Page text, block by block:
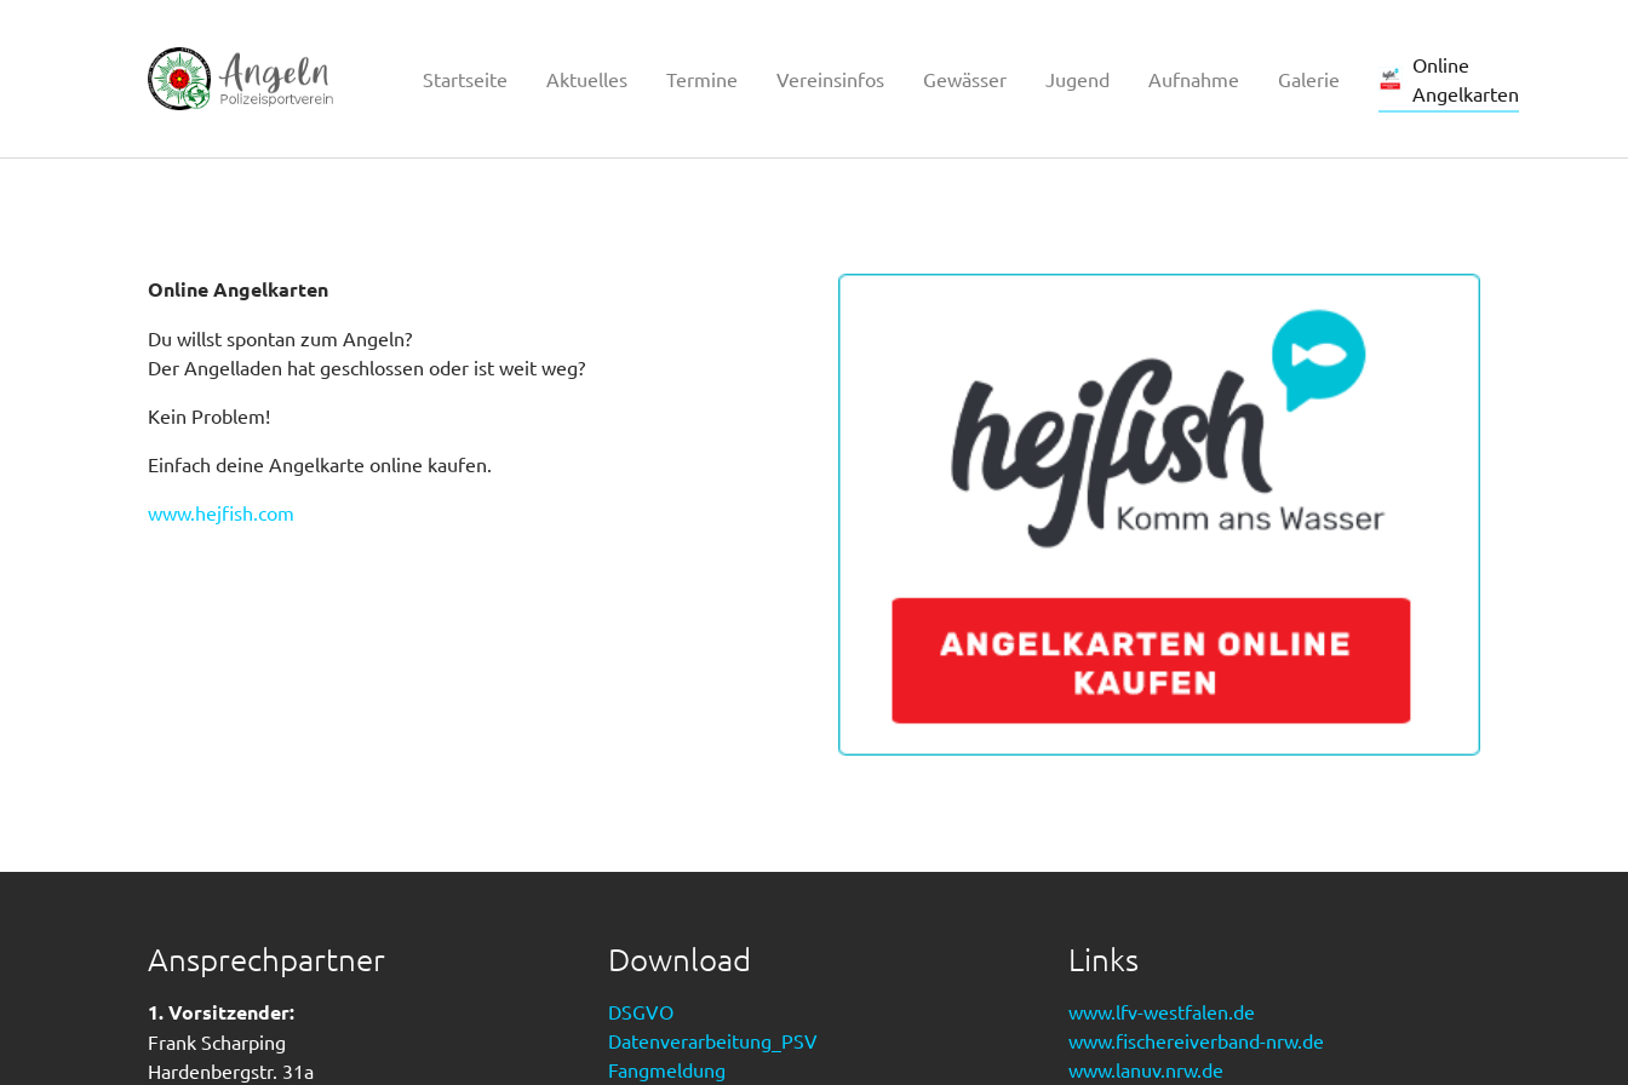
Startseite Aktuelles Termine Vereinsinfos Gewässer Jugend Aufnahme Galerie
Online
Angelkarten(current)
Online Angelkarten
Du willst spontan zum Angeln?
Der Angelladen hat geschlossen oder ist weit weg?
Kein Problem!
Einfach deine Angelkarte online kaufen.
www.hejfish.com
Ansprechpartner
1. Vorsitzender:
Frank Scharping
Hardenbergstr. 31a
Download
DSGVO
Datenverarbeitung_PSV
Fangmeldung
Links
www.lfv-westfalen.de
www.fischereiverband-nrw.de
www.lanuv.nrw.de